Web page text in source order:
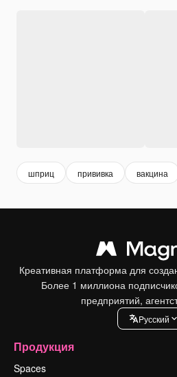
шприц прививка вакцина
Креативная платформа для
Более 1 миллиона
предприятий,
Pусский
Продукция
Spaces